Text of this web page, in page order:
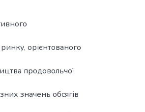
орієнтованого
продовольчої
значень обсягів